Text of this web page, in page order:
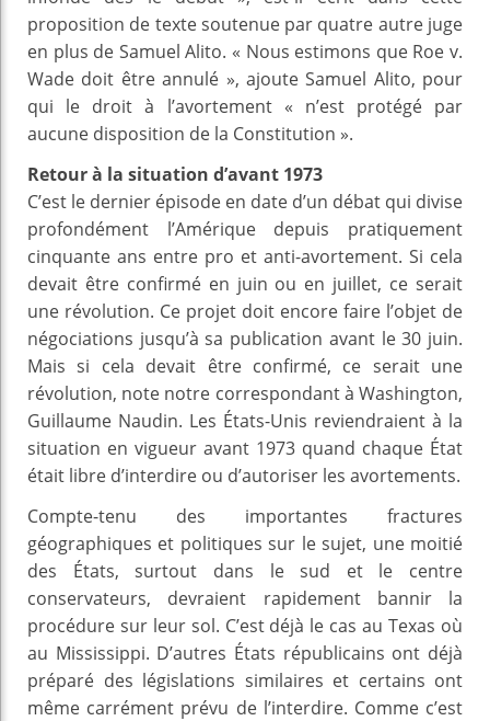
proposition de texte soutenue par quatre autre juge
en plus de Samuel Alito. « Nous estimons que Roe v.
Wade doit être annulé », ajoute Samuel Alito, pour
qui le droit à l’avortement « n’est protégé par
aucune disposition de la Constitution ».
Retour à la situation d’avant 1973
C’est le dernier épisode en date d’un débat qui divise
profondément l’Amérique depuis pratiquement
cinquante ans entre pro et anti-avortement. Si cela
devait être confirmé en juin ou en juillet, ce serait
une révolution. Ce projet doit encore faire l’objet de
négociations jusqu’à sa publication avant le 30 juin.
Mais si cela devait être confirmé, ce serait une
révolution, note notre correspondant à Washington,
Guillaume Naudin. Les États-Unis reviendraient à la
situation en vigueur avant 1973 quand chaque État
était libre d’interdire ou d’autoriser les avortements.
Compte-tenu des importantes fractures
géographiques et politiques sur le sujet, une moitié
des États, surtout dans le sud et le centre
conservateurs, devraient rapidement bannir la
procédure sur leur sol. C’est déjà le cas au Texas où
au Mississippi. D’autres États républicains ont déjà
préparé des législations similaires et certains ont
même carrément prévu de l’interdire. Comme c’est